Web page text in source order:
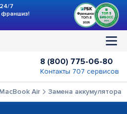
7
франшиз!
8 (800) 775-06-80
Контакты 707 сервисов
MacBook Air Замена аккумулятора